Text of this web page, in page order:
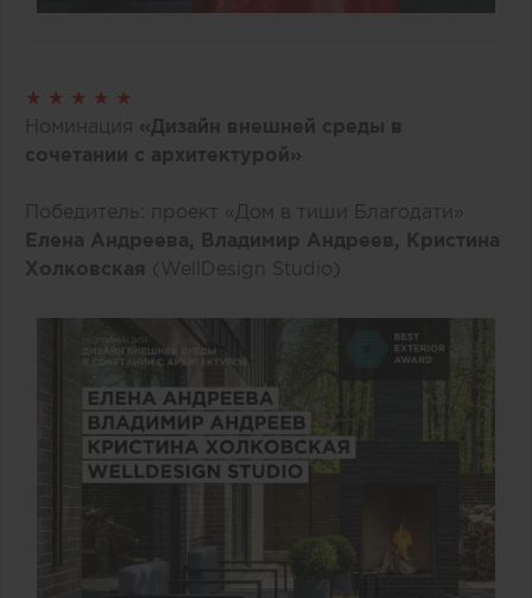
★ ★ ★ ★ ★
Номинация «Дизайн внешней среды в
сочетании с архитектурой»
Победитель: проект «Дом в тиши Благодати»
Елена Андреева, Владимир Андреев, Кристина
Холковская (WellDesign Studio)